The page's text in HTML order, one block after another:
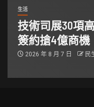
生活
技術司展30項
簽約搶4億商機
2026 年 8 月 7 日 民